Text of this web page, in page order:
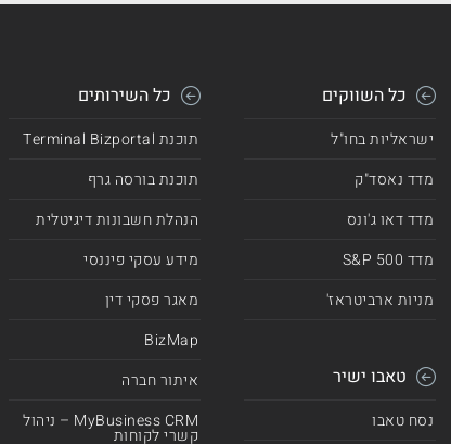
כל השווקים
ישראליות בחו"ל
מדד נאסד"ק
מדד דאו ג'ונס
מדד 500 S&P
מניות ארביטראז'
טאבו ישיר
נסח טאבו
כל השירותים
תוכנת Terminal Bizportal
תוכנת בורסה גרף
הנהלת חשבונות דיגיטלית
מידע עסקי פיננסי
מאגר פסקי דין
BizMap
איתור חברה
MyBusiness CRM – ניהול
קשרי לקוחות